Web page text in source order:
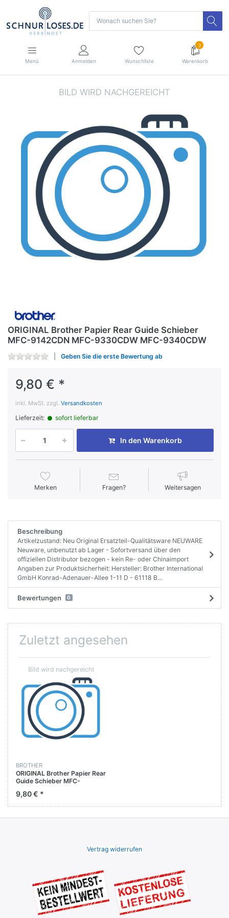
Menü Anmelden Wunschliste
2
Warenkorb
ORIGINAL Brother Papier Rear Guide Schieber
MFC-9142CDN MFC-9330CDW MFC-9340CDW
Geben Sie die erste Bewertung ab
9,80 € *
inkl. MwSt. zzgl. Versandkosten
Lieferzeit: sofort lieferbar
In den Warenkorb
Merken Fragen? Weitersagen
Beschreibung
Artikelzustand: Neu Original Ersatzteil-Qualitätsware NEUWARE
Neuware, unbenutzt ab Lager - Sofortversand über den
offiziellen Distributor bezogen - kein Re- oder Chinaimport
Angaben zur Produktsicherheit: Hersteller: Brother International
GmbH Konrad-Adenauer-Allee 1-11 D - 61118 B...
Bewertungen 0
Zuletzt angesehen
BROTHER
ORIGINAL Brother Papier Rear
Guide Schieber MFC-
MFC-9340CDW
9,80 € *
Vertrag widerrufen